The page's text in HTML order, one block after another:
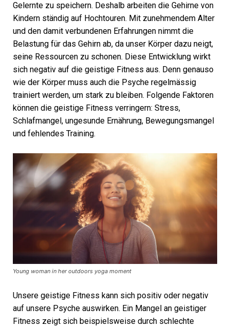
Gelernte zu speichern. Deshalb arbeiten die Gehirne von
Kindern ständig auf Hochtouren. Mit zunehmendem Alter
und den damit verbundenen Erfahrungen nimmt die
Belastung für das Gehirn ab, da unser Körper dazu neigt,
seine Ressourcen zu schonen. Diese Entwicklung wirkt
sich negativ auf die geistige Fitness aus. Denn genauso
wie der Körper muss auch die Psyche regelmässig
trainiert werden, um stark zu bleiben. Folgende Faktoren
können die geistige Fitness verringern: Stress,
Schlafmangel, ungesunde Ernährung, Bewegungsmangel
und fehlendes Training.
Young woman in her outdoors yoga moment
Unsere geistige Fitness kann sich positiv oder negativ
auf unsere Psyche auswirken. Ein Mangel an geistiger
Fitness zeigt sich beispielsweise durch schlechte